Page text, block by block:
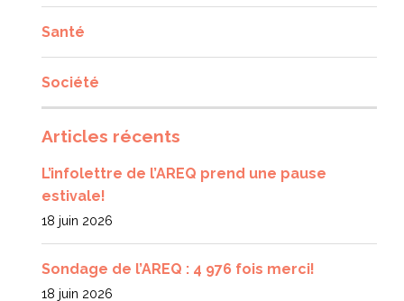
Santé
Société
Articles récents
L’infolettre de l’AREQ prend une pause
estivale!
18 juin 2026
Sondage de l’AREQ : 4 976 fois merci!
18 juin 2026